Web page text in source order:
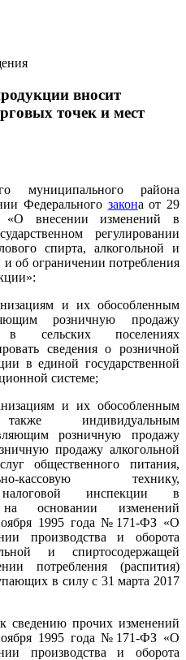
вносит
точек и мест
муниципального района
Федерального закона от 29
внесении изменений в
регулировании
спирта, алкогольной и
об ограничении потребления
и их обособленным
розничную продажу
в сельских поселениях
сведения о розничной
в единой государственной
системе;
и их обособленным
индивидуальным
розничную продажу
продажу алкогольной
общественного питания,
кассовую технику,
инспекции в
основании изменений
1995 года №171-ФЗ «О
производства и оборота
и спиртосодержащей
потребления (распития)
в силу с 31 марта 2017
сведению прочих изменений
1995 года №171-ФЗ «О
производства и оборота